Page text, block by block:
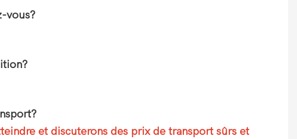
vous?
et discuterons des prix de transport sûrs et